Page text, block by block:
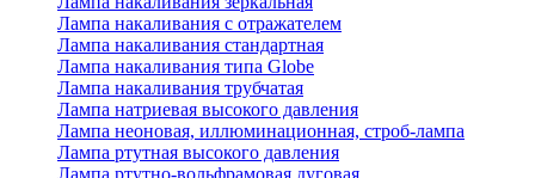
Лампа накаливания с отражателем
Лампа накаливания стандартная
Лампа накаливания типа Globe
Лампа накаливания трубчатая
Лампа натриевая высокого давления
Лампа неоновая, иллюминационная, строб-лампа
Лампа ртутная высокого давления
Лампа ртутно-вольфрамовая дуговая